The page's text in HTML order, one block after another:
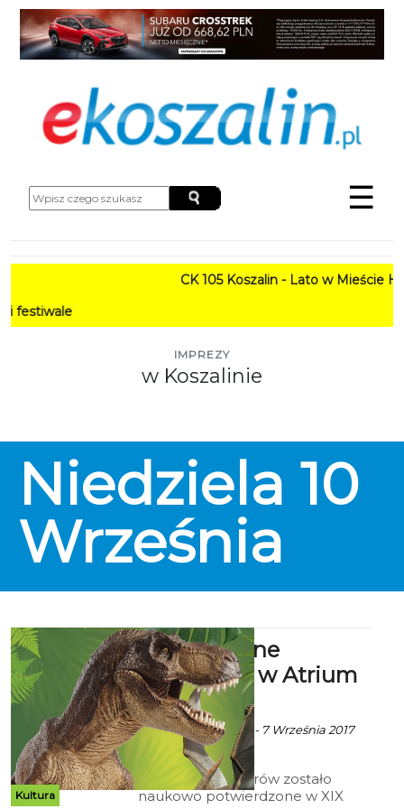
☰
CK 105 Koszalin - Lato w Mieście
IMPREZY
w Koszalinie
Niedziela 10
Września
Kultura
„Gigantyczne
dinozaury” w Atrium
Koszalin
Ekoszalin z mat. inf. - 7 Września 2017
godz. 12:00
Istnienie dinozaurów zostało
naukowo potwierdzone w XIX